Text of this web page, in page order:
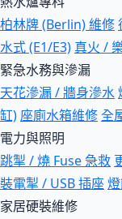
柏林牌 (Berlin) 維修
水式 (E1/E3) 真火 /
緊急水務與滲漏
天花滲漏 / 牆身滲水
缸) 座廁水箱維修全
電力與照明
跳掣 / 燒 Fuse 急救
裝電掣 / USB 插座
家居硬裝維修